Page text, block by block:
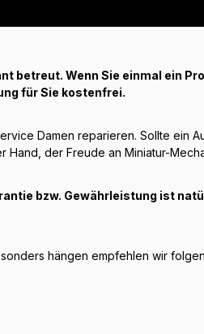
betreut. Wenn Sie einmal ein
für Sie kostenfrei.
Damen reparieren. Sollte ein
Hand, der Freude an Miniatur-
bzw. Gewährleistung ist
hängen empfehlen wir